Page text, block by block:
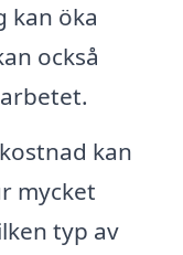
kan öka
också
kan
mycket
typ av